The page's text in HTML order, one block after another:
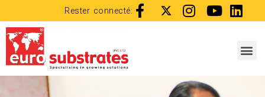
Rester connecté: